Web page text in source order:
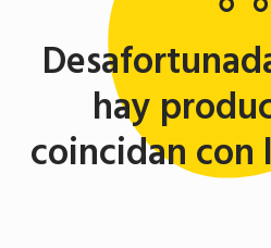
hay
coincidan con